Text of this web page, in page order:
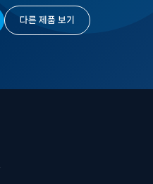
다른 제품 보기